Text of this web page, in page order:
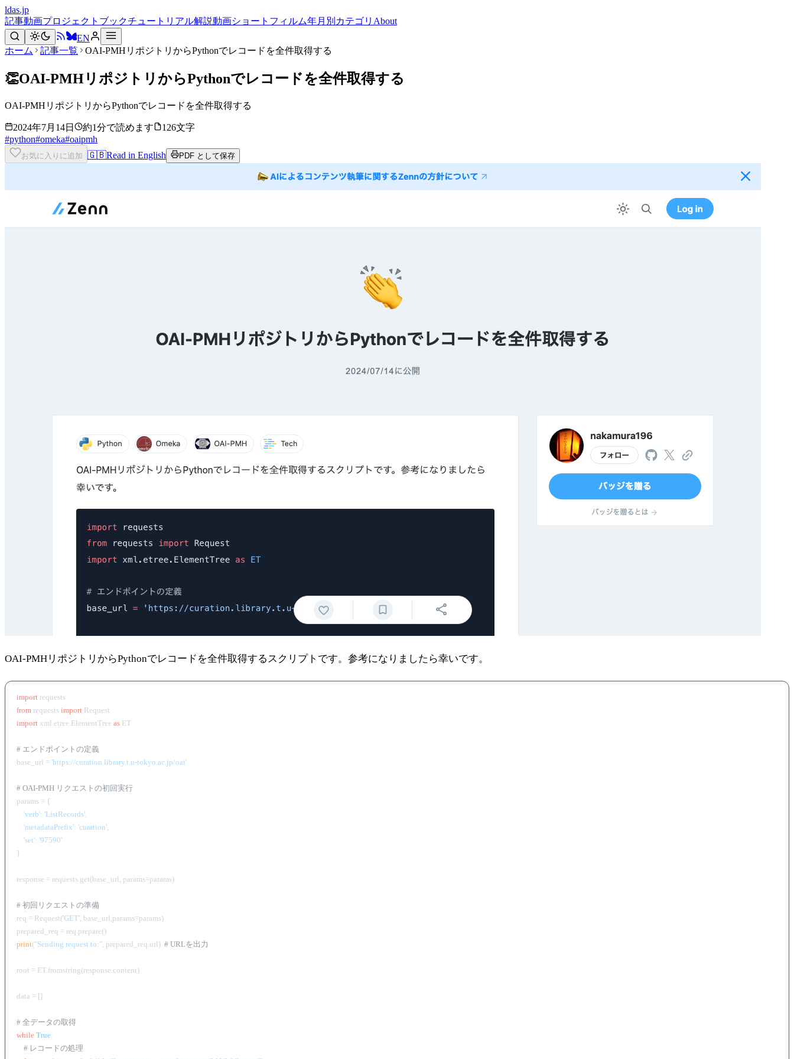
ldas.jp
記事動画プロジェクト ブックチュートリアル解説動画ショートフィルム年月別 カテゴリ About
EN
ホーム
記事一覧 OAI-PMHリポジトリからPythonでレコードを全件取得する
👏OAI-PMHリポジトリからPythonでレコードを全件取得する
OAI-PMHリポジトリからPythonでレコードを全件取得する
2024年7月14日 約1分で読めます
126文字
#python#omeka#oaipmh
お気に入りに追加 🇬🇧Read in English PDF として保存
OAI-PMHリポジトリからPythonでレコードを全件取得するスクリプトです。参考になりましたら幸いです。
import
requests
from requests import
import xml.etree.ElementTree as ET
# エンドポイントの定義
base_url = 'https://curation.library.t.u-tokyo.ac.jp/oai'
# OAI-PMH リクエストの初回実行
params = {
'verb': 'ListRecords',
'metadataPrefix': 'curation',
'set': '97590'
}
response = requests.get(base_url, params=params)
# 初回リクエストの準備
req = Request('GET', base_url,params=params)
prepared_req = req.prepare()
print("Sending request to:", prepared_req.url) # URLを出力
root = ET.fromstring(response.content)
data = []
# 全データの取得
while True:
# レコードの処理